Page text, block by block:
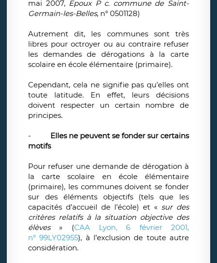
mai 2007, Epoux P c. commune de Saint-
Germain-les-Belles, n° 0501128)
Autrement dit, les communes sont très
libres pour octroyer ou au contraire refuser
les demandes de dérogations à la carte
scolaire en école élémentaire (primaire).
Cependant, cela ne signifie pas qu’elles ont
toute latitude. En effet, leurs décisions
doivent respecter un certain nombre de
principes.
-
Elles ne peuvent se fonder sur certains
motifs
Pour refuser une demande de dérogation à
la carte scolaire en école élémentaire
(primaire), les communes doivent se fonder
sur des éléments objectifs (tels que les
capacités d’accueil de l’école) et « sur des
critères relatifs à la situation objective des
élèves» (CAA Lyon, 6 février 2001,
n° 99LY02955), à l’exclusion de toute autre
considération.